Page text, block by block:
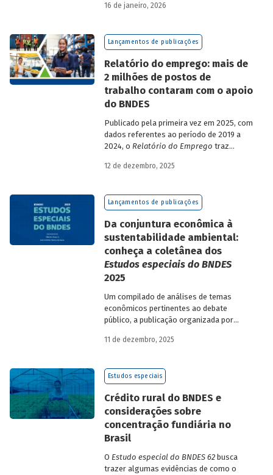
analisa a estratégia de diversificação das
diante dos atuais desafios de
sustentabilidade social, ambiental e
16 de janeiro, 2026
Lançamentos de publicações
Relatório do emprego: mais de
2 milhões de postos de
trabalho contaram com o apoio
do BNDES
Publicado pela primeira vez em 2025, com
dados referentes ao período de 2019 a
2024, o Relatório do Emprego traz
atuação do Banco sobre o mercado de
empregos da economia.
12 de dezembro, 2025
Lançamentos de publicações
Da conjuntura econômica à
sustentabilidade ambiental:
conheça a coletânea dos
Estudos especiais do BNDES
2025
Um compilado de análises de temas
econômicos pertinentes ao debate
público, a publicação organizada por
Souza, economistas do BNDES, reúne 25
BNDESdivulgados ao longo de 2025.
11 de dezembro, 2025
Estudos especiais
Crédito rural do BNDES e
considerações sobre
concentração fundiária no
Brasil
O Estudo especial do BNDES 62busca
trazer algumas evidências de como o